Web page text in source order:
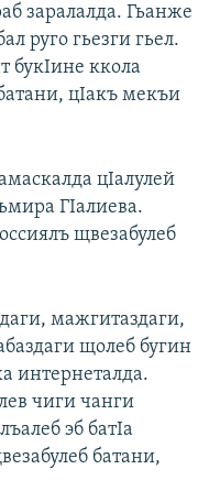
заралалда. Гьанже
руго гьезги гьел.
букIине ккола
цIакъ мекъи
цIалулей
ГIалиева.
щвезабулеб
мажгитаздаги,
щолеб бугин
интернеталда.
чиги чанги
эб батIа
батани,